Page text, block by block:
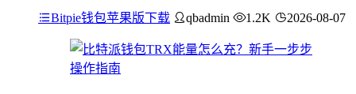
Bitpie钱包苹果版下载 qbadmin 1.2K 2026-08-07